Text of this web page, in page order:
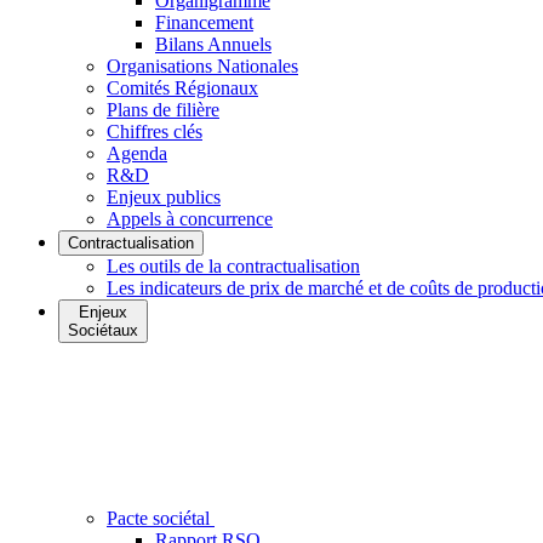
Financement
Bilans Annuels
Organisations Nationales
Comités Régionaux
Plans de filière
Chiffres clés
Agenda
R&D
Enjeux publics
Appels à concurrence
Contractualisation
Les outils de la contractualisation
Les indicateurs de prix de marché et de coûts de
Enjeux
Sociétaux
Pacte sociétal